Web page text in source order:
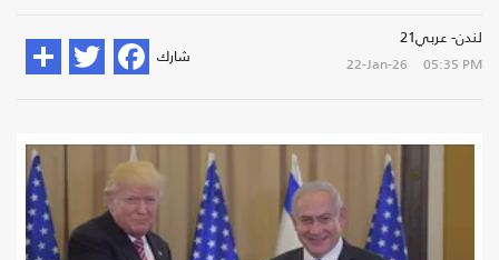
لندن- عربي21
22-Jan-26 05:35 PM شارك